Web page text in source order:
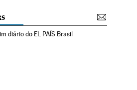
diário do EL PAÍS Brasil